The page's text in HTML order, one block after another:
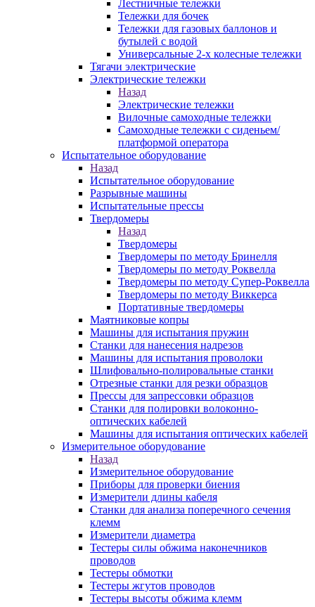
Лестничные тележки
Тележки для бочек
Тележки для газовых баллонов и
бутылей с водой
Универсальные 2-х колесные тележки
Тягачи электрические
Электрические тележки
Назад
Электрические тележки
Вилочные самоходные тележки
Самоходные тележки с сиденьем/
платформой оператора
Испытательное оборудование
Назад
Испытательное оборудование
Разрывные машины
Испытательные прессы
Твердомеры
Назад
Твердомеры
Твердомеры по методу Бринелля
Твердомеры по методу Роквелла
Твердомеры по методу Супер-Роквелла
Твердомеры по методу Виккерса
Портативные твердомеры
Маятниковые копры
Машины для испытания пружин
Станки для нанесения надрезов
Машины для испытания проволоки
Шлифовально-полировальные станки
Отрезные станки для резки образцов
Прессы для запрессовки образцов
Станки для полировки волоконно-
оптических кабелей
Машины для испытания оптических кабелей
Измерительное оборудование
Назад
Измерительное оборудование
Приборы для проверки биения
Измерители длины кабеля
Станки для анализа поперечного сечения
клемм
Измерители диаметра
Тестеры силы обжима наконечников
проводов
Тестеры обмотки
Тестеры жгутов проводов
Тестеры высоты обжима клемм